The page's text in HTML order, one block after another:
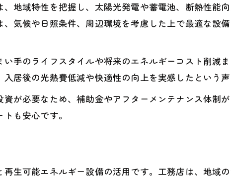
地域特性を把握し、太陽光発電や蓄電池、断熱性能
気候や日照条件、周辺環境を考慮した上で最適な設
手のライフスタイルや将来のエネルギーコスト削減
居後の光熱費低減や快適性の向上を実感したという声
が必要なため、補助金やアフターメンテナンス体制が
も安心です。
生可能エネルギー設備の活用です。工務店は、地域